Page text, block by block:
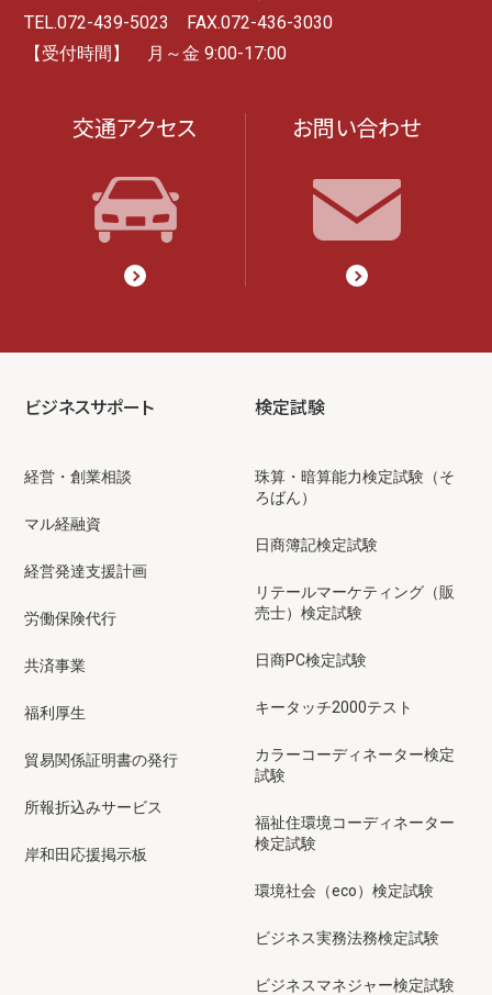
TEL.072-439-5023 FAX.072-436-3030
【受付時間】 月～金 9:00-17:00
交通アクセス お問い合わせ
ビジネスサポート
経営・創業相談
マル経融資
経営発達支援計画
労働保険代行
共済事業
福利厚生
貿易関係証明書の発行
所報折込みサービス
岸和田応援掲示板
検定試験
珠算・暗算能力検定試験（そ
ろばん）
日商簿記検定試験
リテールマーケティング（販
売士）検定試験
日商PC検定試験
キータッチ2000テスト
カラーコーディネーター検定
試験
福祉住環境コーディネーター
検定試験
環境社会（eco）検定試験
ビジネス実務法務検定試験
ビジネスマネジャー検定試験